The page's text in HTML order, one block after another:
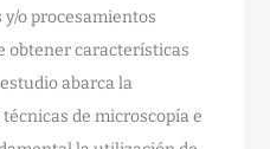
o procesamientos
obtener características
abarca la
de microscopía e